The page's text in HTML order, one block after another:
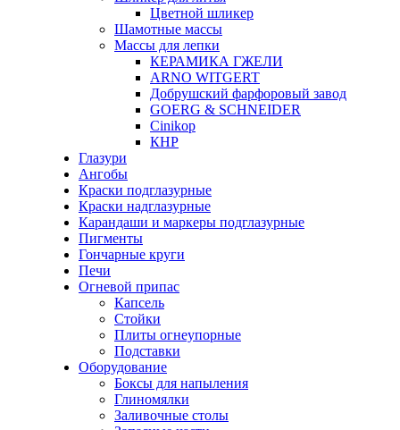
Цветной шликер
Шамотные массы
Массы для лепки
КЕРАМИКА ГЖЕЛИ
ARNO WITGERT
Добрушский фарфоровый завод
GOERG & SCHNEIDER
Cinikop
КНР
Глазури
Ангобы
Краски подглазурные
Краски надглазурные
Карандаши и маркеры подглазурные
Пигменты
Гончарные круги
Печи
Огневой припас
Капсель
Стойки
Плиты огнеупорные
Подставки
Оборудование
Боксы для напыления
Глиномялки
Заливочные столы